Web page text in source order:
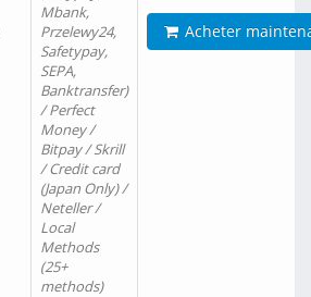
Mbank,
Przelewy24,
Safetypay,
SEPA,
Banktransfer)
/ Perfect
Money /
Bitpay / Skrill
/ Credit card
(Japan Only) /
Neteller /
Local
Methods
(25+
methods)
Acheter